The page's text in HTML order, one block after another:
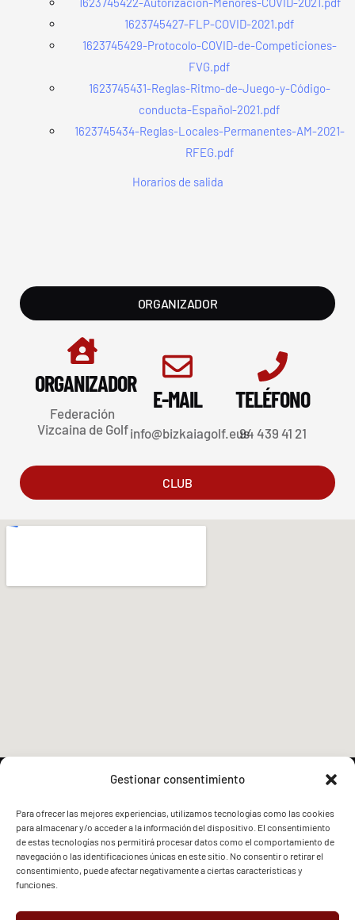
Gestionar consentimiento
Para ofrecer las mejores experiencias, utilizamos tecnologías como las cookies
para almacenar y/o acceder a la información del dispositivo. El consentimiento
de estas tecnologías nos permitirá procesar datos como el comportamiento de
navegación o las identificaciones únicas en este sitio. No consentir o retirar el
consentimiento, puede afectar negativamente a ciertas características y
funciones.
1623745427-FLP-COVID-2021.pdf
1623745429-Protocolo-COVID-de-Competiciones-
FVG.pdf
1623745431-Reglas-Ritmo-de-Juego-y-Código-
conducta-Español-2021.pdf
1623745434-Reglas-Locales-Permanentes-AM-2021-
RFEG.pdf
Horarios de salida
ORGANIZADOR
CLUB
ORGANIZADOR
Federación
Vizcaina de Golf
E-MAIL
info@bizkaiagolf.eus
TELÉFONO
94 439 41 21
FVG - BGF FVG - BGF